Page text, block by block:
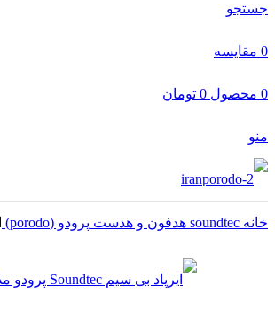
جستجو
0 مقایسه
0 محصول 0 تومان
منو
خانه soundtec هدفون و هدست پرودو (porodo)